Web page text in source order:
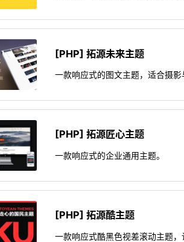
[PHP] 拓源未来主题
一款响应式的图文主题，适合摄
[PHP] 拓源匠心主题
一款响应式的企业通用主题。
[PHP] 拓源酷主题
一款响应式酷黑色视差滚动主题，